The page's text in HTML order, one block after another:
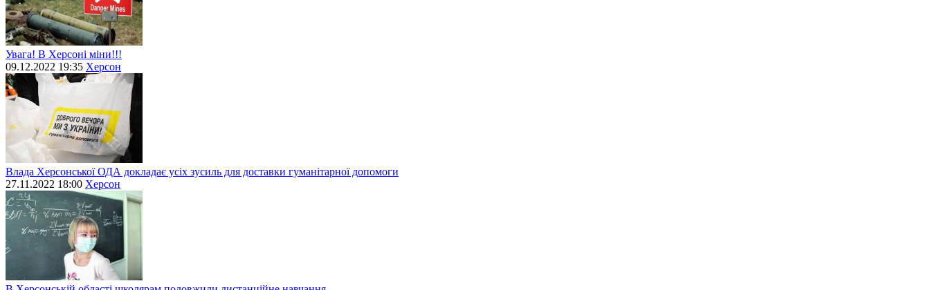
Увага! В Херсоні міни!!!
09.12.2022 19:35 Херсон
Влада Херсонської ОДА докладає усіх зусиль для доставки гуманітарної допомоги
27.11.2022 18:00 Херсон